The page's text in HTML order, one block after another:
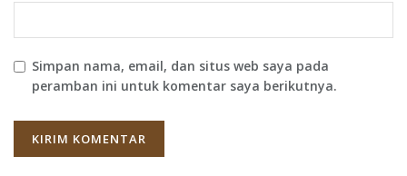
Simpan nama, email, dan situs web saya pada
peramban ini untuk komentar saya berikutnya.